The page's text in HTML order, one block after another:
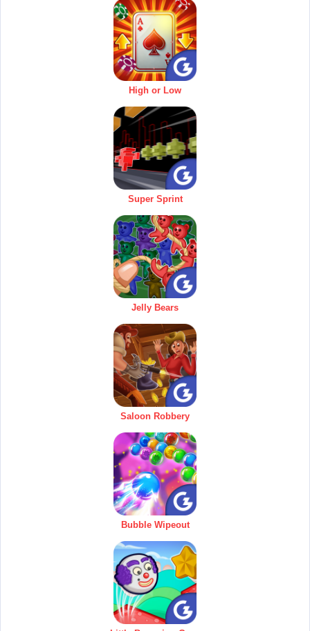
High or Low
Super Sprint
Jelly Bears
Saloon Robbery
Bubble Wipeout